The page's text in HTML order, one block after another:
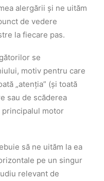
alergării și ne uităm
de vedere
la fiecare pas.
se
motiv pentru care
„atenția” (și toată
sau de scăderea
motor
să ne uităm la ea
pe un singur
relevant de